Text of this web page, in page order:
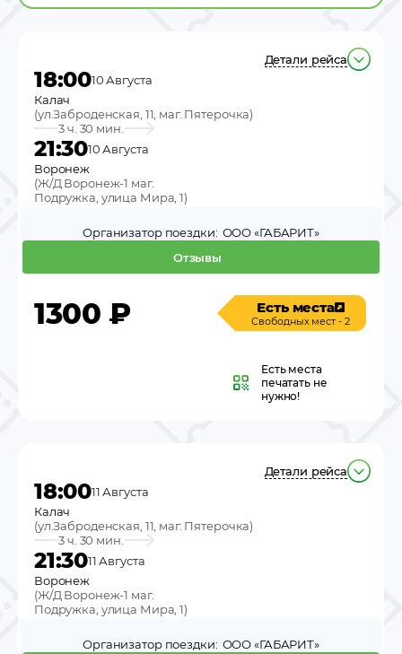
Детали рейса
18:0010 Августа
Калач
(ул.Заброденская, 11, маг. Пятерочка)
3 ч. 30 мин.
21:3010 Августа
Воронеж
(Ж/Д Воронеж-1 маг.
Подружка, улица Мира, 1)
Отзывы
Организатор поездки: ООО «ГАБАРИТ»
1300 ₽ Есть места
Свободных мест - 2
Есть места
печатать не
нужно!
Детали рейса
18:0011 Августа
Калач
(ул.Заброденская, 11, маг. Пятерочка)
3 ч. 30 мин.
21:3011 Августа
Воронеж
(Ж/Д Воронеж-1 маг.
Подружка, улица Мира, 1)
Организатор поездки: ООО «ГАБАРИТ»